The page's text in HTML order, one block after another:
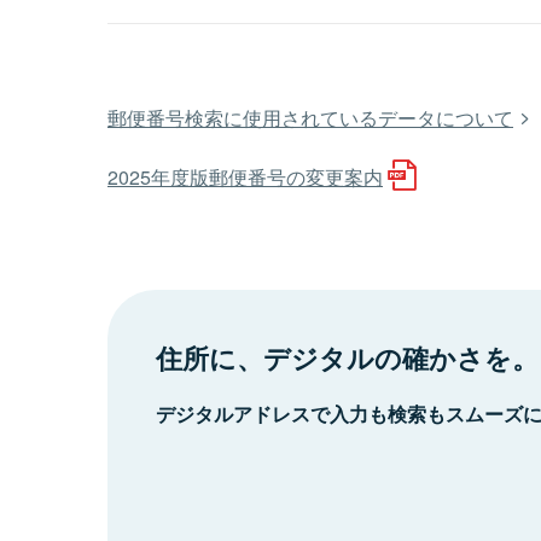
郵便番号検索に使用されているデータについて
2025年度版郵便番号の変更案内
住所に、デジタルの確かさを。
デジタルアドレスで入力も検索もスムーズ